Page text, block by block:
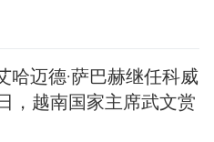
哈迈德·萨巴赫继任科威
，越南国家主席武文赏